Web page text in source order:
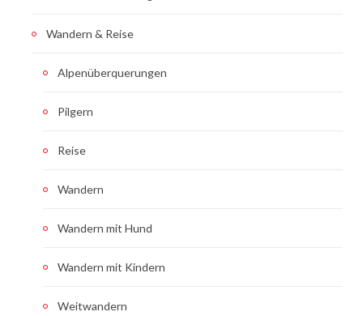
Wandern & Reise
Alpenüberquerungen
Pilgern
Reise
Wandern
Wandern mit Hund
Wandern mit Kindern
Weitwandern